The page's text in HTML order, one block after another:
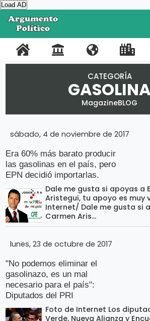
Load AD
a
a
o
t
s
s
p
o
r
t
a
e
s
Términos
de uso
s
a
t
e
b
k
t
y
2
A
r
g
u
m
e
n
t
o
P
o
i
c
o
CATEGORÍA
GASOLINA
MagazineBLOG
sábado, 4 de noviembre de 2017
Era 60% más barato producir
las gasolinas en el país, pero
EPN decidió importarlas.
Dale me gusta si apoyas a
Aristegui, tu apoyo es muy
Internet/ Dale me gusta si
Carmen Aris...
lunes, 23 de octubre de 2017
"No podemos eliminar el
gasolinazo, es un mal
necesario para el país":
Diputados del PRI
Foto de Internet Los
Verde, Nueva Alianza y